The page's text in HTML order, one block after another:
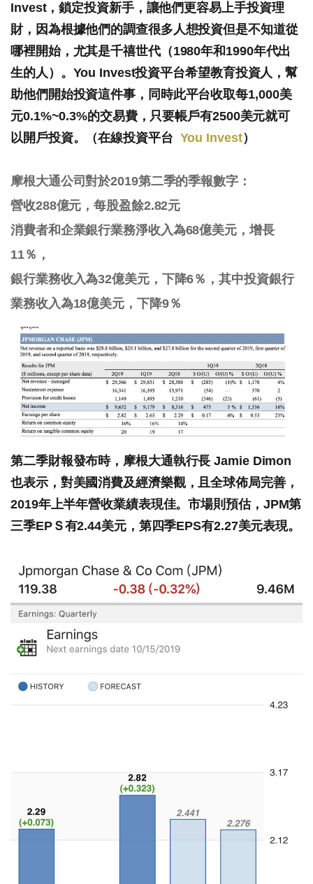
Invest，鎖定投資新手，讓他們更容易上手投資理
財，因為根據他們的調查很多人想投資但是不知道從
哪裡開始，尤其是千禧世代（1980年和1990年代出
生的人）。You Invest投資平台希望教育投資人，幫
助他們開始投資這件事，同時此平台收取每1,000美
元0.1%~0.3%的交易費，只要帳戶有2500美元就可
以開戶投資。（在線投資平台 You Invest）
摩根大通公司對於2019第二季的季報數字：
營收288億元，每股盈餘2.82元
消費者和企業銀行業務淨收入為68億美元，增長
11％，
銀行業務收入為32億美元，下降6％，其中投資銀行
業務收入為18億美元，下降9％
第二季財報發布時，摩根大通執行長 Jamie Dimon
也表示，對美國消費及經濟樂觀，且全球佈局完善，
2019年上半年營收業績表現佳。市場則預估，JPM第
三季EPＳ有2.44美元，第四季EPS有2.27美元表現。